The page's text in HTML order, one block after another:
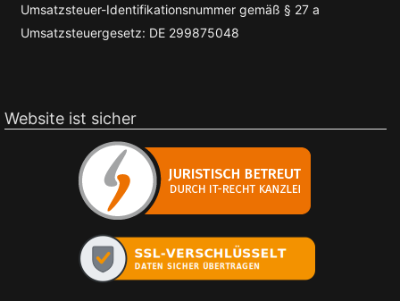
Umsatzsteuer-Identifikationsnummer gemäß § 27 a
Umsatzsteuergesetz: DE 299875048
Website ist sicher